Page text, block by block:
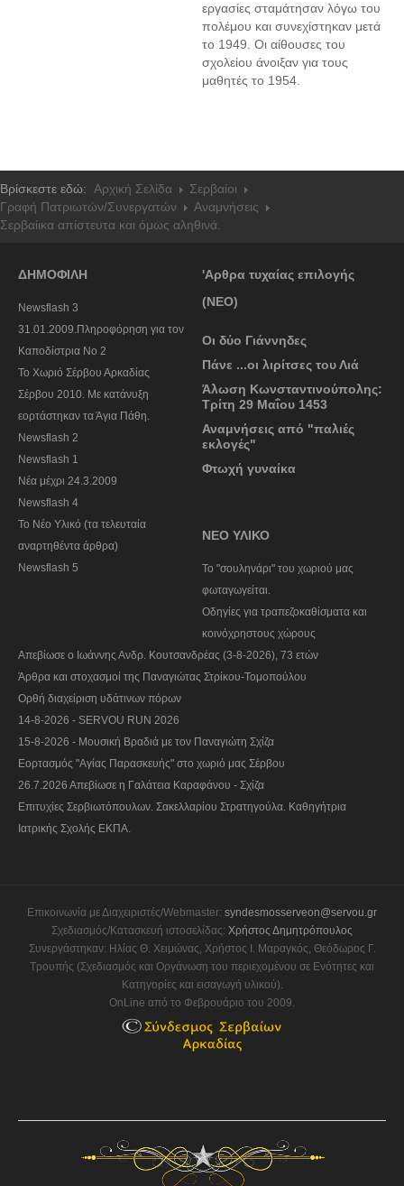
εργασίες σταμάτησαν λόγω του
πολέμου και συνεχίστηκαν μετά
το 1949. Οι αίθουσες του
σχολείου άνοιξαν για τους
μαθητές το 1954.
Βρίσκεστε εδώ: Αρχική Σελίδα
Σερβαίοι
Γραφή Πατριωτών/Συνεργατών
Αναμνήσεις
Σερβαίικα απίστευτα και όμως αληθινά.
ΔΗΜΟΦΙΛΗ
Newsflash 3
31.01.2009.Πληροφόρηση για τον
Καποδίστρια Νο 2
To Χωριό Σέρβου Αρκαδίας
Σέρβου 2010. Με κατάνυξη
εορτάστηκαν τα Άγια Πάθη.
Newsflash 2
Newsflash 1
Nέα μέχρι 24.3.2009
Newsflash 4
Το Νέο Υλικό (τα τελευταία
αναρτηθέντα άρθρα)
Newsflash 5
'Αρθρα τυχαίας επιλογής
(ΝΕΟ)
Οι δύο Γιάννηδες
Πάνε ...οι λιρίτσες του Λιά
Άλωση Κωνσταντινούπολης:
Τρίτη 29 Μαΐου 1453
Αναμνήσεις από "παλιές
εκλογές"
Φτωχή γυναίκα
ΝΕΟ ΥΛΙΚΟ
To "σουληνάρι" του χωριού μας
φωταγωγείται.
Οδηγίες για τραπεζοκαθίσματα και
κοινόχρηστους χώρους
Απεβίωσε ο Ιωάννης Ανδρ. Κουτσανδρέας (3-8-2026), 73 ετών
Άρθρα και στοχασμοί της Παναγιώτας Στρίκου-Τομοπούλου
Ορθή διαχείριση υδάτινων πόρων
14-8-2026 - SERVOU RUN 2026
15-8-2026 - Μουσική Βραδιά με τον Παναγιώτη Σχίζα
Εορτασμός "Αγίας Παρασκευής" στο χωριό μας Σέρβου
26.7.2026 Απεβίωσε η Γαλάτεια Καραφάνου - Σχίζα
Επιτυχίες Σερβιωτόπουλων. Σακελλαρίου Στρατηγούλα. Καθηγήτρια
Ιατρικής Σχολής ΕΚΠΑ.
Επικοινωνία με Διαχειριστές/Webmaster: syndesmosserveon@servou.gr
Σχεδιασμός/Κατασκευή ιστοσελίδας: Χρήστος Δημητρόπουλος
Συνεργάστηκαν: Ηλίας Θ. Χειμώνας, Χρήστος Ι. Μαραγκός, Θεόδωρος Γ.
Τρουπής (Σχεδιασμός και Οργάνωση του περιεχομένου σε Ενότητες και
Κατηγορίες και εισαγωγή υλικού).
OnLine από το Φεβρουάριο του 2009.